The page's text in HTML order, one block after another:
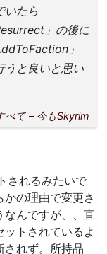
いたら
」の後に
」
うと良いと思い
べて – 今もSkyrim
されるみたいで
の理由で変更さ
なんですが、、直
トされているよ
されず。所持品